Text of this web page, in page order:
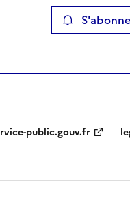
presse-papier
public.gouv.fr